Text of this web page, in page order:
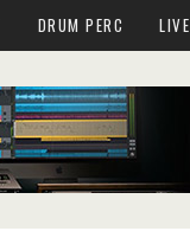
DRUM PERC LIVE